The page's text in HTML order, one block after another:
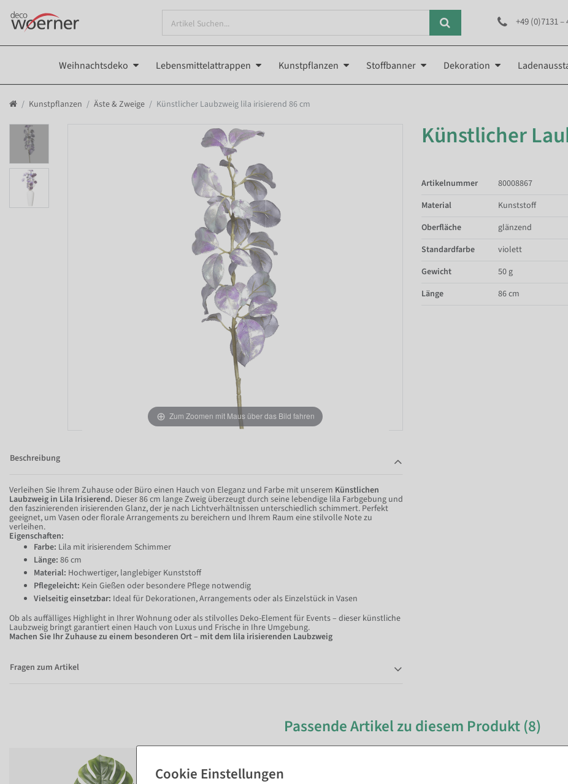
+49 (0)7131 –
Weihnachtsdeko Lebensmittelattrappen Kunstpflanzen Stoffbanner Dekoration
Kunstpflanzen Äste & Zweige Künstlicher Laubzweig lila irisierend 86 cm
Zum Zoomen mit Maus über das Bild fahren
Künstlicher
Artikelnummer
80008867
Material
Kunststoff
Oberfläche
glänzend
Standardfarbe
violett
Gewicht
50 g
Länge
86 cm
Beschreibung
Verleihen Sie Ihrem Zuhause oder Büro einen Hauch von Eleganz und Farbe mit unserem Künstlichen
Laubzweig in Lila Irisierend. Dieser 86 cm lange Zweig überzeugt durch seine lebendige lila Farbgebung und
den faszinierenden irisierenden Glanz, der je nach Lichtverhältnissen unterschiedlich schimmert. Perfekt
geeignet, um Vasen oder florale Arrangements zu bereichern und Ihrem Raum eine stilvolle Note zu
verleihen.
Eigenschaften:
Farbe: Lila mit irisierendem Schimmer
Länge: 86 cm
Material: Hochwertiger, langlebiger Kunststoff
Pflegeleicht: Kein Gießen oder besondere Pflege notwendig
Vielseitig einsetzbar: Ideal für Dekorationen, Arrangements oder als Einzelstück in Vasen
Ob als auffälliges Highlight in Ihrer Wohnung oder als stilvolles Deko-Element für Events – dieser künstliche
Laubzweig bringt garantiert einen Hauch von Luxus und Frische in Ihre Umgebung.
Machen Sie Ihr Zuhause zu einem besonderen Ort – mit dem lila irisierenden Laubzweig
Fragen zum Artikel
Passende Artikel zu diesem Produkt (8)